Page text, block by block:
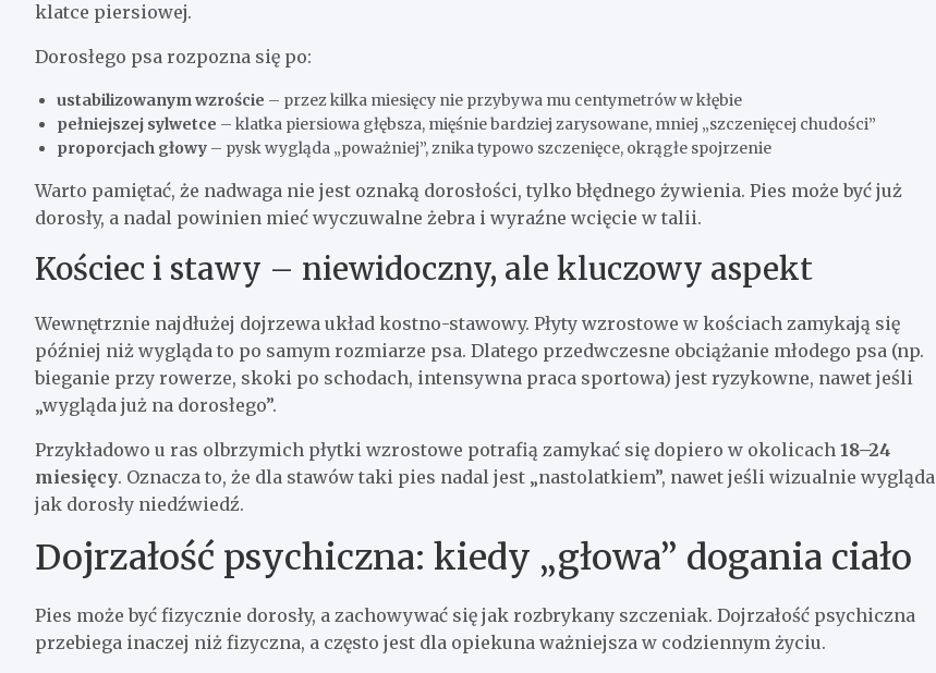
klatce piersiowej.
Dorosłego psa rozpozna się po:
ustabilizowanym wzroście – przez kilka miesięcy nie przybywa mu centymetrów w kłębie
pełniejszej sylwetce – klatka piersiowa głębsza, mięśnie bardziej zarysowane, mniej „szczenięcej chudości”
proporcjach głowy – pysk wygląda „poważniej”, znika typowo szczenięce, okrągłe spojrzenie
Warto pamiętać, że nadwaga nie jest oznaką dorosłości, tylko błędnego żywienia. Pies może być już
dorosły, a nadal powinien mieć wyczuwalne żebra i wyraźne wcięcie w talii.
Kościec i stawy – niewidoczny, ale kluczowy aspekt
Wewnętrznie najdłużej dojrzewa układ kostno-stawowy. Płyty wzrostowe w kościach zamykają się
później niż wygląda to po samym rozmiarze psa. Dlatego przedwczesne obciążanie młodego psa (np.
bieganie przy rowerze, skoki po schodach, intensywna praca sportowa) jest ryzykowne, nawet jeśli
„wygląda już na dorosłego”.
Przykładowo u ras olbrzymich płytki wzrostowe potrafią zamykać się dopiero w okolicach 18–24
miesięcy. Oznacza to, że dla stawów taki pies nadal jest „nastolatkiem”, nawet jeśli wizualnie wygląda
jak dorosły niedźwiedź.
Dojrzałość psychiczna: kiedy „głowa” dogania ciało
Pies może być fizycznie dorosły, a zachowywać się jak rozbrykany szczeniak. Dojrzałość psychiczna
przebiega inaczej niż fizyczna, a często jest dla opiekuna ważniejsza w codziennym życiu.